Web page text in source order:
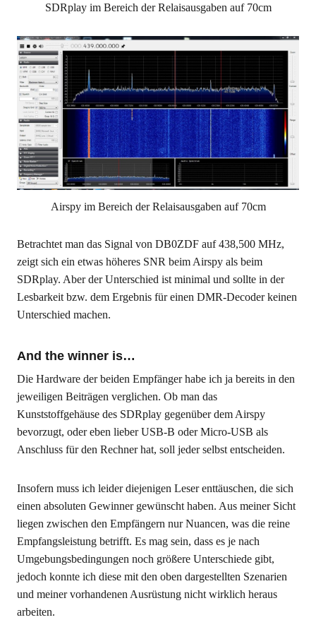
SDRplay im Bereich der Relaisausgaben auf 70cm
Airspy im Bereich der Relaisausgaben auf 70cm
Betrachtet man das Signal von DB0ZDF auf 438,500 MHz,
zeigt sich ein etwas höheres SNR beim Airspy als beim
SDRplay. Aber der Unterschied ist minimal und sollte in der
Lesbarkeit bzw. dem Ergebnis für einen DMR-Decoder keinen
Unterschied machen.
And the winner is…
Die Hardware der beiden Empfänger habe ich ja bereits in den
jeweiligen Beiträgen verglichen. Ob man das
Kunststoffgehäuse des SDRplay gegenüber dem Airspy
bevorzugt, oder eben lieber USB-B oder Micro-USB als
Anschluss für den Rechner hat, soll jeder selbst entscheiden.
Insofern muss ich leider diejenigen Leser enttäuschen, die sich
einen absoluten Gewinner gewünscht haben. Aus meiner Sicht
liegen zwischen den Empfängern nur Nuancen, was die reine
Empfangsleistung betrifft. Es mag sein, dass es je nach
Umgebungsbedingungen noch größere Unterschiede gibt,
jedoch konnte ich diese mit den oben dargestellten Szenarien
und meiner vorhandenen Ausrüstung nicht wirklich heraus
arbeiten.